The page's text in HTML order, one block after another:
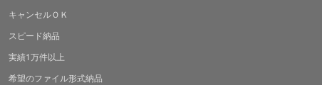
キャンセルＯＫ
スピード納品
実績1万件以上
希望のファイル形式納品